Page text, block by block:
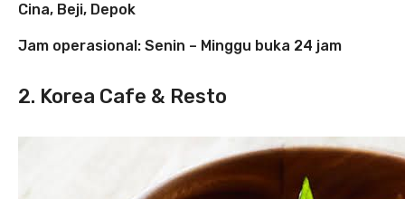
Cina, Beji, Depok
Jam operasional: Senin – Minggu buka 24 jam
2. Korea Cafe & Resto